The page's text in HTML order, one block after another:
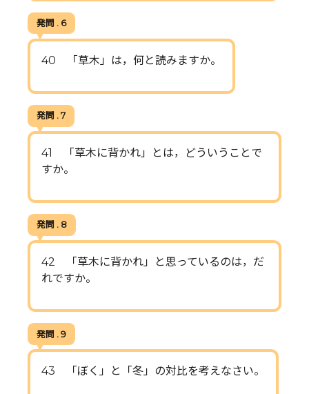
発問 . 6
40 「草木」は，何と読みますか。
発問 . 7
41 「草木に背かれ」とは，どういうことで
すか。
発問 . 8
42 「草木に背かれ」と思っているのは，だ
れですか。
発問 . 9
43 「ぼく」と「冬」の対比を考えなさい。